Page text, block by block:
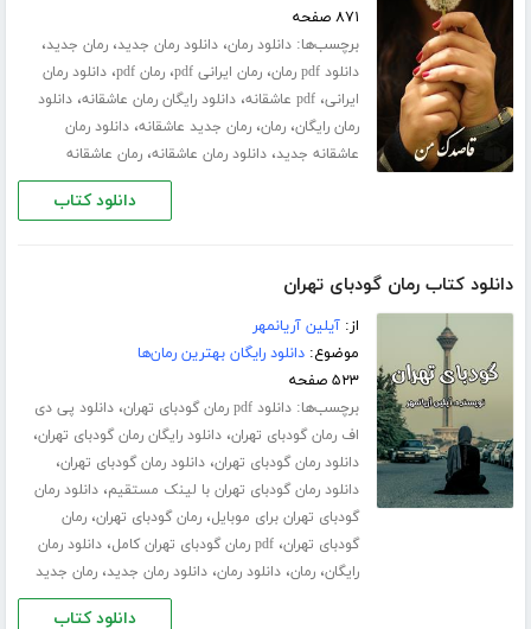
۸۷۱ صفحه
برچسب‌ها:دانلود رمان،دانلود رمان جدید،رمان جدید،
دانلود pdf رمان ،رمان ایرانی pdf ،رمان pdf ،دانلود رمان
ایرانی،pdf عاشقانه ،دانلود رایگان رمان عاشقانه،دانلود
رمان رایگان،رمان،رمان جدید عاشقانه،دانلود رمان
عاشقانه جدید،دانلود رمان عاشقانه،رمان عاشقانه
دانلود کتاب
دانلود کتاب رمان گودبای تهران
از:آیلین آریانمهر
موضوع:دانلود رایگان بهترین رمان‌ها
۵۲۳ صفحه
برچسب‌ها:دانلود pdf رمان گودبای تهران ،دانلود پی دی
اف رمان گودبای تهران،دانلود رایگان رمان گودبای تهران،
دانلود رمان گودبای تهران،دانلود رمان گودبای تهران،
دانلود رمان گودبای تهران با لینک مستقیم،دانلود رمان
گودبای تهران برای موبایل،رمان گودبای تهران،رمان
گودبای تهران،pdf رمان گودبای تهران کامل ،دانلود رمان
رایگان،رمان،دانلود رمان،دانلود رمان جدید،رمان جدید
دانلود کتاب